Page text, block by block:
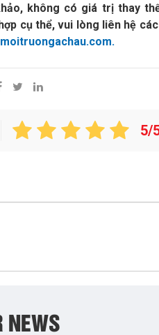
không có giá trị thay
cụ thể, vui lòng liên hệ
5/
NEWS